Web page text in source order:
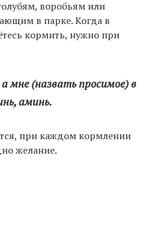
воробьям или
в парке. Когда в
кормить, нужно при
мне (назвать просимое) в
аминь.
при каждом кормлении
желание.